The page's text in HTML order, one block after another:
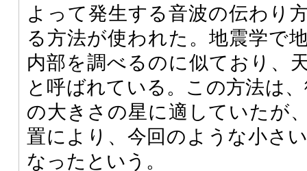
よって発生する音波の伝わり
る方法が使われた。地震学で
内部を調べるのに似ており、
と呼ばれている。この方法は
の大きさの星に適していたが
置により、今回のような小さ
なったという。